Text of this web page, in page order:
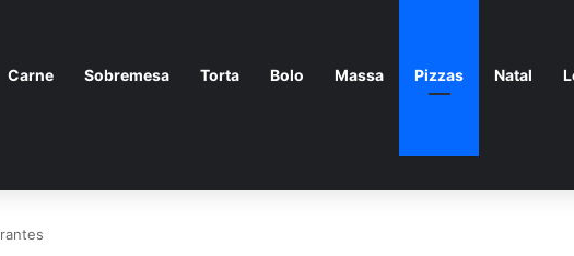
Carne Sobremesa Torta Bolo Massa Pizzas Natal